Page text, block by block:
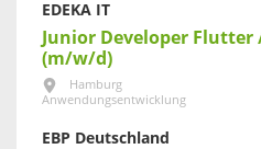
EDEKA IT
Junior Developer Flutter
(m/w/d)
Hamburg
Anwendungsentwicklung
EBP Deutschland